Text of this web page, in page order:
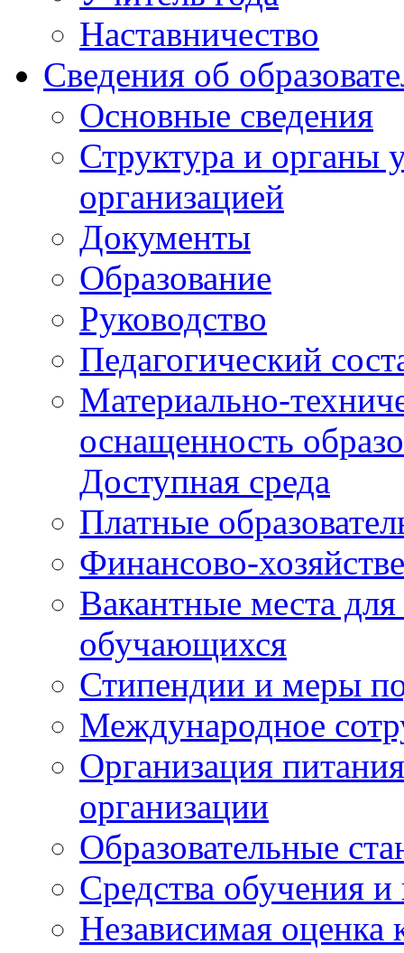
Наставничество
Сведения об
Основные сведения
Структура и органы
организацией
Документы
Образование
Руководство
Педагогический
Материально-
оснащенность
Доступная среда
Платные
Финансово-
Вакантные места
обучающихся
Стипендии и меры
Международное
Организация
организации
Образовательные
Средства обучения и
Независимая оценка